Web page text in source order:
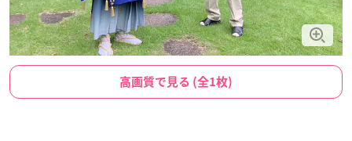
高画質で見る (全1枚)